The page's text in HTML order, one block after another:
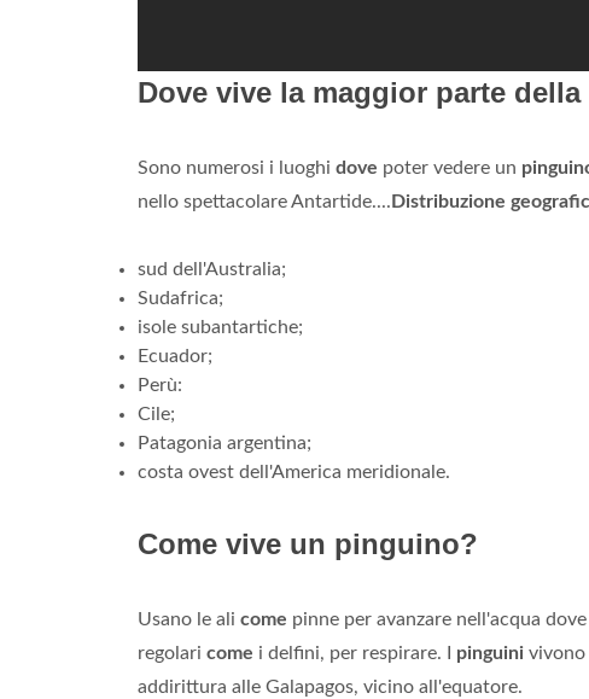
Dove vive la maggior parte
Sono numerosi i luoghi dove poter vedere un
nello spettacolare Antartide.... Distribuzione
sud dell'Australia;
Sudafrica;
isole subantartiche;
Ecuador;
Perù:
Cile;
Patagonia argentina;
costa ovest dell'America meridionale.
Come vive un pinguino?
Usano le ali come pinne per avanzare nell'acqua
regolari come i delfini, per respirare. I pinguini vivono
addirittura alle Galapagos, vicino all'equatore.